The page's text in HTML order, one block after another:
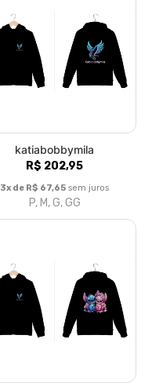
katiabobbymila
R$ 202,95
3x de R$ 67,65 sem juros
P, M, G, GG